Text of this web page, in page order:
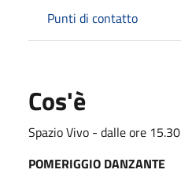
Punti di contatto
Cos'è
Spazio Vivo - dalle ore 15.30
POMERIGGIO DANZANTE